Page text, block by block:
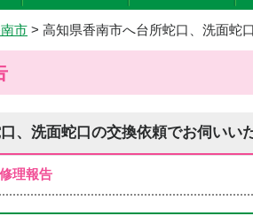
市 > 高知県香南市へ台所蛇口、洗面蛇
、洗面蛇口の交換依頼でお伺いい
理報告